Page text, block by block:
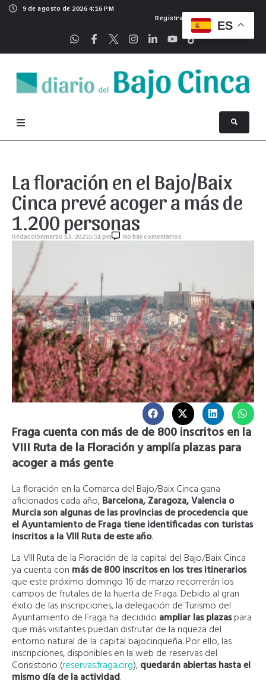
9 de agosto de 2026 4:16 PM
Registrarse
La floración en el Bajo/Baix
Cinca prevé acoger a más de
1.200 personas
Redacciónmarzo 13, 20255:51 pm No hay comentarios
Fraga cuenta con más de de 800 inscritos en la
VIII Ruta de la Floración y amplía plazas para
acoger a más gente
La floración en la Comarca del Bajo/Baix Cinca gana
aficionados cada año,Barcelona, Zaragoza, Valencia o
Murcia son algunas de las provincias de procedencia que
el Ayuntamiento de Fraga tiene identificadas con turistas
inscritos a la VIII Ruta de este año.
La VIII Ruta de la Floración de la capital del Bajo/Baix Cinca
ya cuenta con más de 800 inscritos en los tres itinerarios
que este próximo domingo 16 de marzo recorrerán los
campos de frutales de la huerta de Fraga. Debido al gran
éxito de las inscripciones, la delegación de Turismo del
Ayuntamiento de Fraga ha decidido ampliar las plazaspara
que más visitantes puedan disfrutar de la riqueza del
entorno natural de la capital bajocinqueña. Por ello, las
inscripciones, disponibles en la web de reservas del
Consistorio (reservas.fraga.org),quedarán abiertas hasta el
mismo día de la actividad.
ES